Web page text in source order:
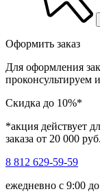
Оформить заказ
Для оформления
проконсультируем
Скидка до 10%*
*акция действует
заказа от 20 000 руб.
8 812 629-59-59
ежедневно с 9:00